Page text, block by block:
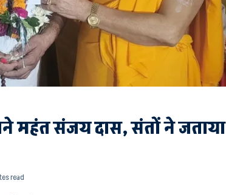
बने महंत संजय दास, संतों ने जताया
read